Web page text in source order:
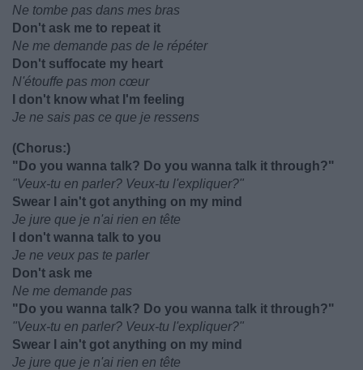
Ne tombe pas dans mes bras
Don't ask me to repeat it
Ne me demande pas de le répéter
Don't suffocate my heart
N'étouffe pas mon cœur
I don't know what I'm feeling
Je ne sais pas ce que je ressens
(Chorus:)
"Do you wanna talk? Do you wanna talk it through?"
"Veux-tu en parler? Veux-tu l'expliquer?"
Swear I ain't got anything on my mind
Je jure que je n'ai rien en tête
I don't wanna talk to you
Je ne veux pas te parler
Don't ask me
Ne me demande pas
"Do you wanna talk? Do you wanna talk it through?"
"Veux-tu en parler? Veux-tu l'expliquer?"
Swear I ain't got anything on my mind
Je jure que je n'ai rien en tête